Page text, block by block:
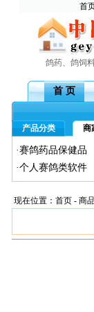
首
鸽药、鸽饲
首 页
产品分类 商
·赛鸽药品保健品
·个人赛鸽类软件
现在位置：首页 - 商